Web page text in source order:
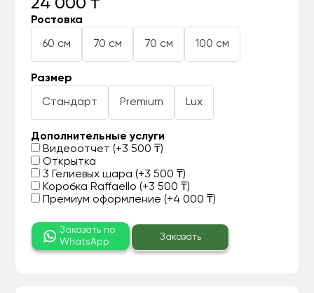
24 000 ₸
Ростовка
60 см 70 см 70 см 100 см
Размер
Стандарт Premium Lux
Дополнительные услуги
Видеоотчет (+3 500 ₸)
Открытка
3 Гелиевых шара (+3 500 ₸)
Коробка Raffaello (+3 500 ₸)
Премиум оформление (+4 000 ₸)
Заказать по
WhatsApp
Заказать